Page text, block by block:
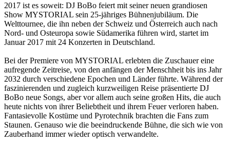
2017 ist es soweit: DJ BoBo feiert mit seiner neuen grandiosen
Show MYSTORIAL sein 25-jähriges Bühnenjubiläum. Die
Welttournee, die ihn neben der Schweiz und Österreich auch nach
Nord- und Osteuropa sowie Südamerika führen wird, startet im
Januar 2017 mit 24 Konzerten in Deutschland.
Bei der Premiere von MYSTORIAL erlebten die Zuschauer eine
aufregende Zeitreise, von den anfängen der Menschheit bis ins Jahr
2032 durch verschiedene Epochen und Länder führte. Während der
faszinierenden und zugleich kurzweiligen Reise präsentierte DJ
BoBo neue Songs, aber vor allem auch seine großen Hits, die auch
heute nichts von ihrer Beliebtheit und ihrem Feuer verloren haben.
Fantasievolle Kostüme und Pyrotechnik brachten die Fans zum
Staunen. Genauso wie die beeindruckende Bühne, die sich wie von
Zauberhand immer wieder optisch verwandelte.